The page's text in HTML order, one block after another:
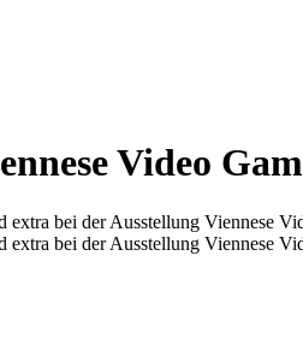
Video
extra bei der Ausstellung Viennese
extra bei der Ausstellung Viennese